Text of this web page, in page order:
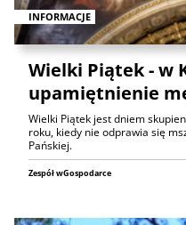
INFORMACJE
Wielki Piątek - w
upamiętnienie
Wielki Piątek jest dniem
roku, kiedy nie odprawia się
Pańskiej.
Zespół wGospodarce